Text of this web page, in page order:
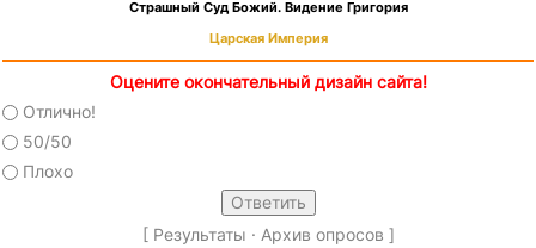
Страшный Суд Божий. Видение Григория
Царская Империя
Оцените окончательный дизайн сайта!
Отлично!
50/50
Плохо
[ Результаты · Архив опросов ]